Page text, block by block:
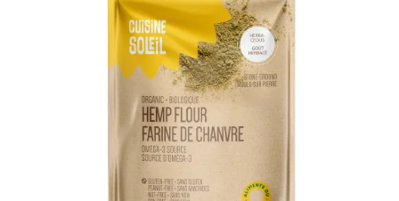
ADD TO CART